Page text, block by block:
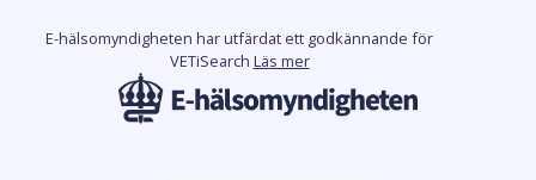
E-hälsomyndigheten har utfärdat ett godkännande för
VETiSearch Läs mer